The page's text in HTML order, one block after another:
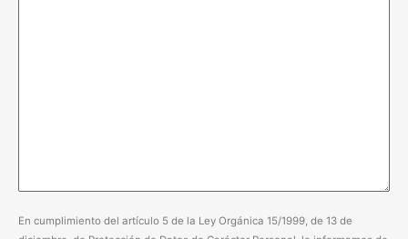
En cumplimiento del artículo 5 de la Ley Orgánica 15/1999, de 13 de